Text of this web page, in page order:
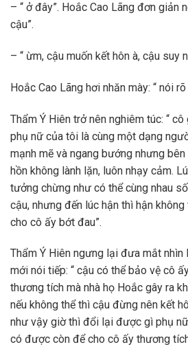
– “ ở đây”. Hoắc Cao Lãng đơn giản
cậu”.
– “ ừm, cậu muốn kết hôn à, cậu suy
Hoắc Cao Lãng hơi nhăn mày: “ nói rõ
Thẩm Ý Hiên trở nên nghiêm túc: “
phụ nữ của tôi là cùng một dạng
mạnh mẽ và ngang bướng nhưng
hồn không lành lặn, luôn nhạy cảm.
tưởng chừng như có thể cùng nhau
cậu, nhưng đến lúc hận thì hận
cho cô ấy bớt đau”.
Thẩm Ý Hiên ngưng lại đưa mắt nhìn
mới nói tiếp: “ cậu có thể bảo vệ cô
thương tích mà nhà họ Hoắc gây ra
nếu không thể thì cậu đừng nên kết
như vậy giờ thì đổi lại được gì phụ
có được còn để cho cô ấy thương